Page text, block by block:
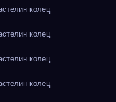
колец
колец
колец
колец